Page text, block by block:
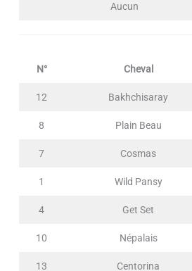
Aucun
N° Cheval
12 Bakhchisaray
8 Plain Beau
7 Cosmas
1 Wild Pansy
4 Get Set
10 Népalais
13 Centorina